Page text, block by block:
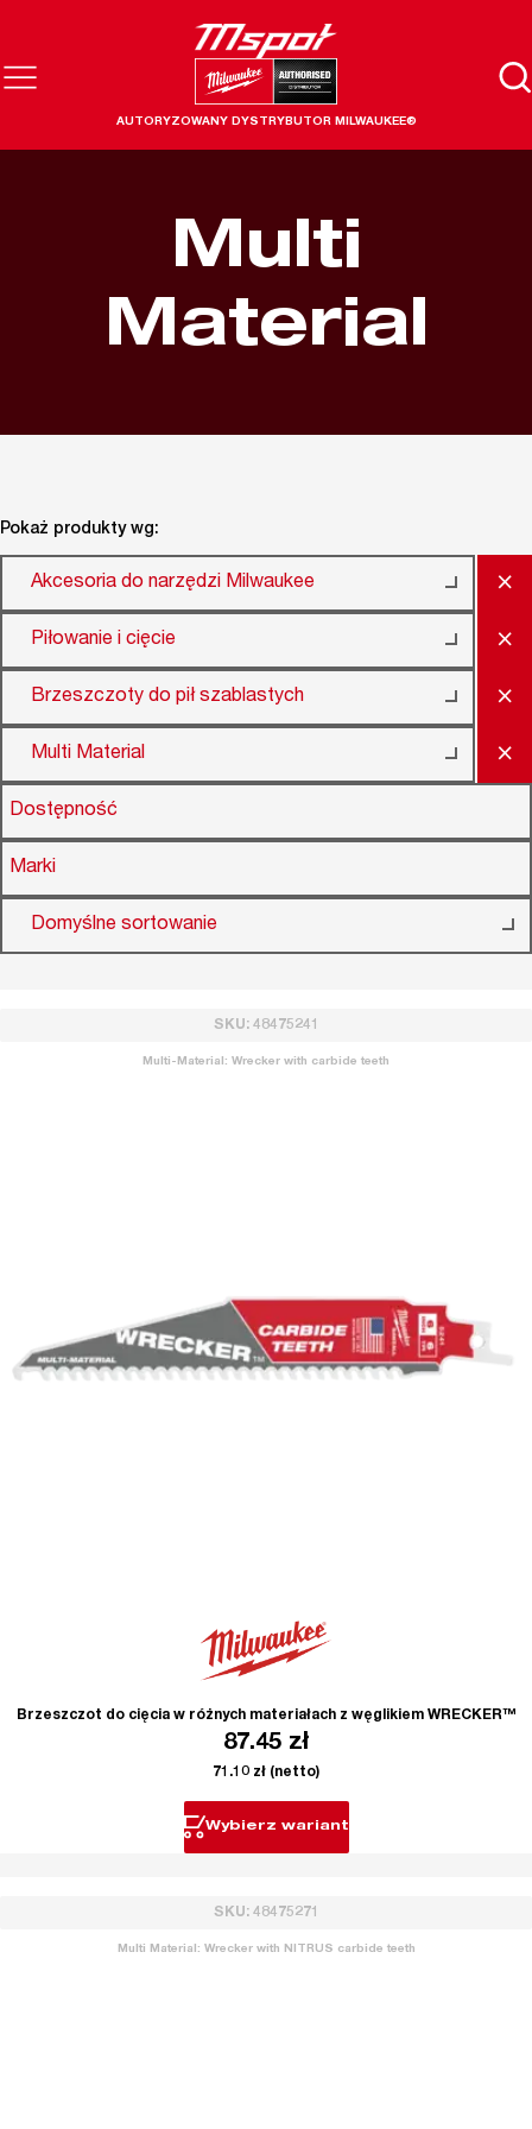
AUTORYZOWANY DYSTRYBUTOR MILWAUKEE®
Multi
Material
Pokaż produkty wg:
Akcesoria do narzędzi Milwaukee ×
Piłowanie i cięcie ×
Brzeszczoty do pił szablastych ×
Multi Material ×
Dostępność
Marki
Domyślne sortowanie
SKU: 48475241
Multi-Material: Wrecker with carbide teeth
Brzeszczot do cięcia w różnych materiałach z węglikiem WRECKER™
87.45 zł
71.10 zł (netto)
Wybierz wariant
SKU: 48475271
Multi Material: Wrecker with NITRUS carbide teeth